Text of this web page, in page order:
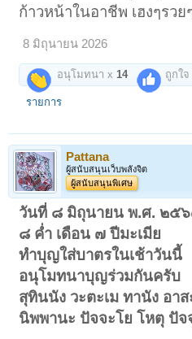
ก้าวหน้าในอาชีพ เฮงๆรว
8 มิถุนายน 2026
อนุโมทนา x 14 ถูกใจ
รายการ
Pattana
ผู้สนับสนุนเว็บพลังจิต
ผู้สนับสนุนพิเศษ
วันที่ ๘ มิถุนายน พ.ศ. ๒๕
๘ ค่ำ เดือน ๗ ปีมะเมีย
ทำบุญใส่บาตรในเช้าวันนี้
อนุโมทนาบุญร่วมกันครับ
สุทินนัง วะตะเม ทานัง อา
นิพพานะ ปัจจะโย โหตุ ปัจ